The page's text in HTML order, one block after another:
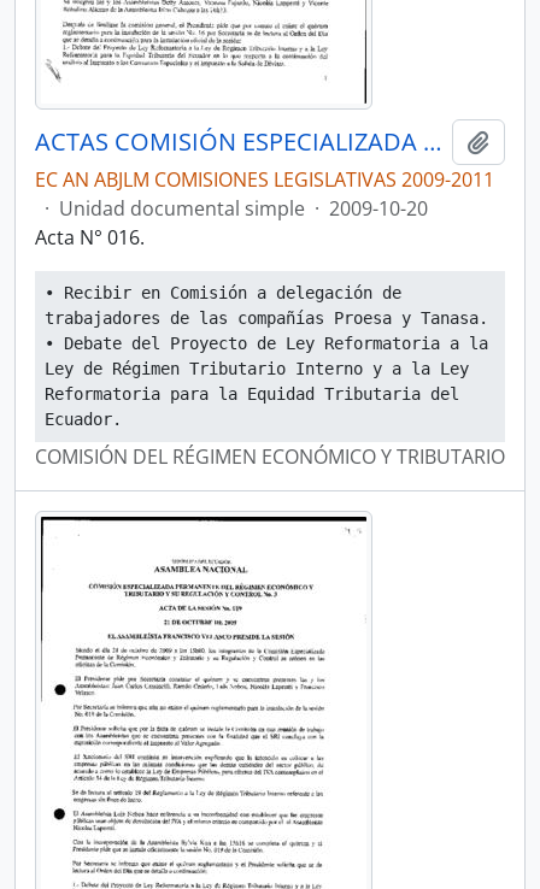
ACTAS COMISIÓN ESPECIALIZADA PERMANENTE DEL RÉGIMEN ECONÓMICO Y TRIBUTARIO Y SU REGULACIÓN Y CONTROL
EC AN ABJLM COMISIONES LEGISLATIVAS 2009-2011
· Unidad documental simple · 2009-10-20
Acta N° 016.
• Recibir en Comisión a delegación de
trabajadores de las compañías Proesa y Tanasa.
• Debate del Proyecto de Ley Reformatoria a la
Ley de Régimen Tributario Interno y a la Ley
Reformatoria para la Equidad Tributaria del
Ecuador.
COMISIÓN DEL RÉGIMEN ECONÓMICO Y TRIBUTARIO